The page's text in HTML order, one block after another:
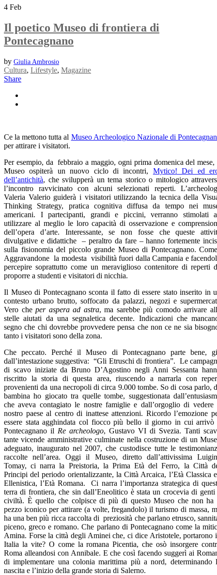
4 Feb
Il poetico Museo di frontiera di
Pontecagnano
by Giulia Ambrosio
Cultura, Lifestyle, Magazine
Share
Ce la mettono tutta al Museo Archeologico Nazionale di
per attirare i visitatori.
Per esempio, da febbraio a maggio, ogni prima domenica del
Museo ospiterà un nuovo ciclo di incontri, Mytico! Dei ed
dell’antichità, che svilupperà un tema storico o mitologico
l’incontro ravvicinato con alcuni selezionati reperti.
Valeria Valerio guiderà i visitatori utilizzando la tecnica della
Thinking Strategy, pratica cognitiva diffusa da tempo nei
americani. I partecipanti, grandi e piccini, verranno stimolati
utilizzare al meglio le loro capacità di osservazione e
dell’opera d’arte. Interessante, se non fosse che queste
divulgative e didattiche – peraltro da fare – hanno fortemente
sulla fisionomia del piccolo grande Museo di Pontecagnano.
Aggravandone la modesta visibilità fuori dalla Campania e
percepire soprattutto come un meraviglioso contenitore di reperti
proporre a studenti e visitatori di nicchia.
Il Museo di Pontecagnano sconta il fatto di essere stato inserito in
contesto urbano brutto, soffocato da palazzi, negozi e
Vero cheper aspera ad astra, ma sarebbe più comodo arrivare
stelle aiutati da una segnaletica decente. Indicazioni che
segno che chi dovrebbe provvedere pensa che non ce ne sia
tanto i visitatori sono della zona.
Che peccato.Perché il Museo di Pontecagnano parte bene,
dall’intestazione suggestiva: “Gli Etruschi di frontiera”. Le
di scavo iniziate da Bruno D’Agostino negli Anni Sessanta
riscritto la storia di questa area, riuscendo a narrarla con
provenienti da una necropoli di circa 9.000 tombe. So di cosa parlo,
bambina ho giocato tra quelle tombe, suggestionata
che aveva contagiato le nostre famiglie e dall’orgoglio di vedere
nostro paese al centro di inattese attenzioni. Ricordo l’emozione
essere stata agghindata col fiocco più bello il giorno in cui arrivò
Pontecagnano il Re archeologo, Gustavo VI di Svezia. Tanti
tante vicende amministrative culminate nella costruzione di un
adeguato, inaugurato nel 2007, che custodisce tutte le
raccolte nell’area. Oggi il Museo, diretto dall’attivissima
Tomay, ci narra la Preistoria, la Prima Età del Ferro, la Città
Principi del periodo orientalizzante, la Città Arcaica, l’Età Classica
Ellenistica, l’Età Romana. Ci narra l’importanza strategica di
terra di frontiera, che sin dall’Eneolitico è stata un crocevia di genti
civiltà. È quello che colpisce di più di questo Museo che non ha
pezzo iconico per attirare (a volte, fregandolo) il turismo di massa,
ha una ben più ricca raccolta di preziosità che parlano etrusco,
piceno, greco e romano. Che parlano di Pontecagnano come la
Amina. Forse la città degli Aminei che, ci dice Aristotele, portarono
Italia la vite? O come la romana Picentia, che osò insorgere
Roma alleandosi con Annibale. E che così facendo suggerì ai
di implementare una colonia marittima più a nord, determinando
nascita e l’inizio della grande storia di Salerno.